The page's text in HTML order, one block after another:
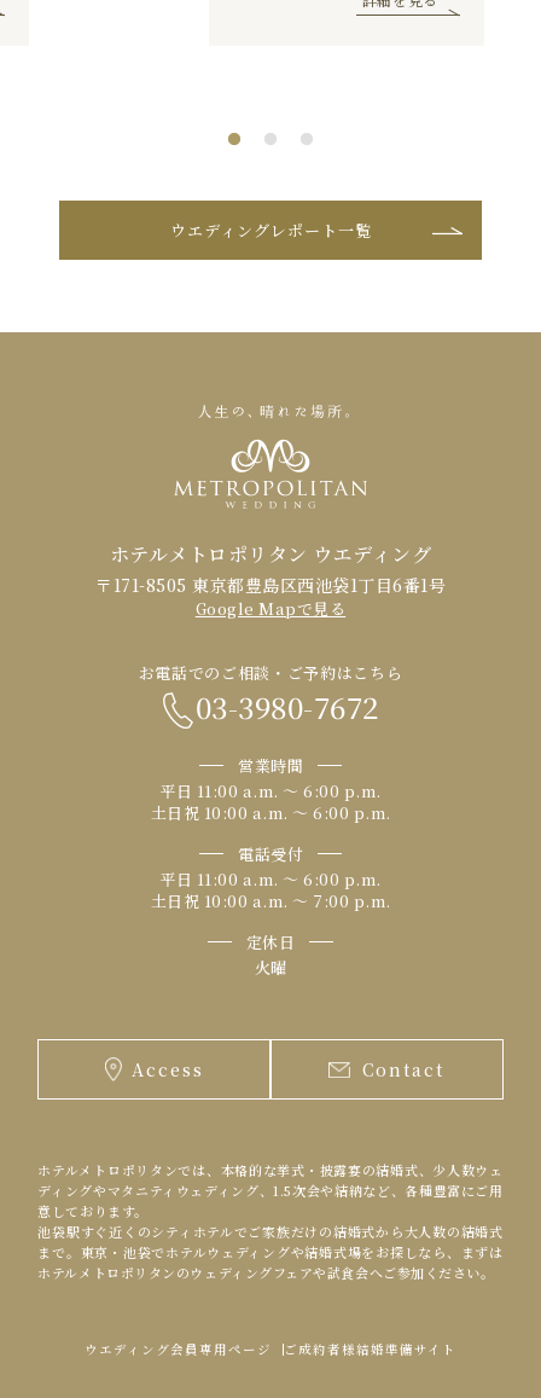
ウエディングレポート一覧
ホテルメトロポリタン ウエディング
〒171-8505 東京都豊島区西池袋1丁目6番1号
Google Mapで見る
お電話でのご相談・ご予約はこちら
03-3980-7672
営業時間
平日 11:00 a.m. 〜 6:00 p.m.
土日祝 10:00 a.m. 〜 6:00 p.m.
電話受付
平日 11:00 a.m. 〜 6:00 p.m.
土日祝 10:00 a.m. 〜 7:00 p.m.
定休日
火曜
Access Contact
ホテルメトロポリタンでは、本格的な挙式・披露宴の結婚式、少人数ウェ
ディングやマタニティウェディング、1.5次会や結納など、各種豊富にご用
意しております。
池袋駅すぐ近くのシティホテルでご家族だけの結婚式から大人数の結婚式
まで。東京・池袋でホテルウェディングや結婚式場をお探しなら、まずは
ホテルメトロポリタンのウェディングフェアや試食会へご参加ください。
ウエディング会員専用ページ ご成約者様結婚準備サイト